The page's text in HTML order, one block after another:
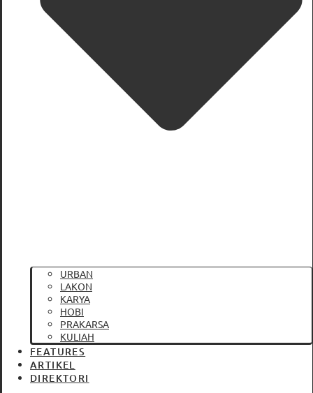
URBAN
LAKON
KARYA
HOBI
PRAKARSA
KULIAH
FEATURES
ARTIKEL
DIREKTORI